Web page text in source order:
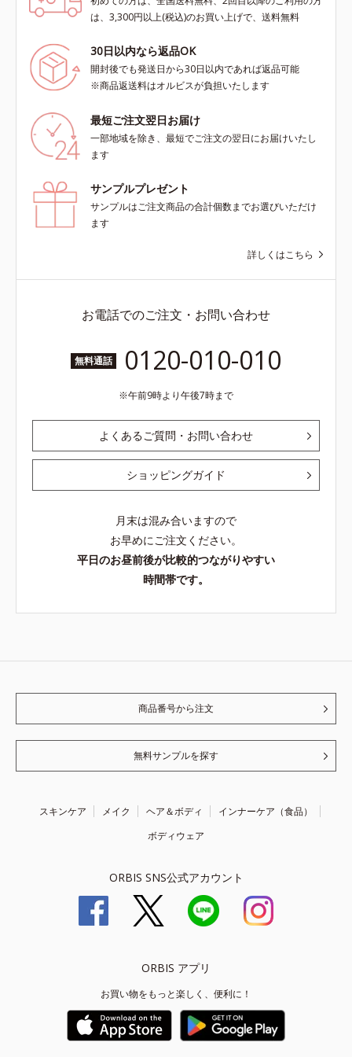
は、3,300円以上(税込)のお買い上げで、送料無料
30日以内なら返品OK
開封後でも発送日から30日以内であれば返品可能
※商品返送料はオルビスが負担いたします
最短ご注文翌日お届け
一部地域を除き、最短でご注文の翌日にお届けいたし
ます
サンプルプレゼント
サンプルはご注文商品の合計個数までお選びいただけ
ます
詳しくはこちら
お電話でのご注文・お問い合わせ
無料通話 0120-010-010
午前9時より午後7時まで
よくあるご質問・お問い合わせ
ショッピングガイド
月末は混み合いますので
お早めにご注文ください。
平日のお昼前後が比較的つながりやすい
時間帯です。
商品番号から注文
無料サンプルを探す
スキンケア メイク ヘア＆ボディ
インナーケア（食品）
ボディウェア
ORBIS SNS公式アカウント
ORBIS アプリ
お買い物をもっと楽しく、便利に！